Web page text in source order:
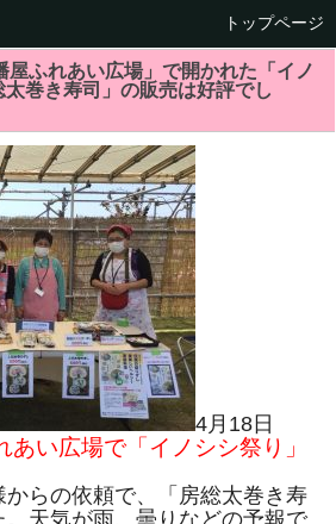
トップページ
屋ふれあい広場」で開かれた「イノ
巻き寿司」の販売は好評でし
4月18日
あい広場で「イノシシ祭り」
からの依頼で、「房総太巻き寿
天気が雨、曇りなどの予報で